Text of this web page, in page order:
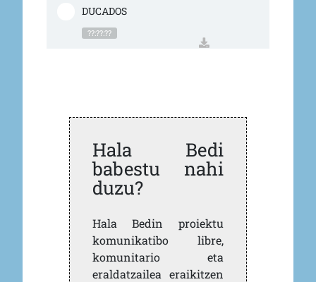
DUCADOS
??:??:??
Hala Bedi
babestu nahi
duzu?
Hala Bedin proiektu
komunikatibo libre,
komunitario eta
eraldatzailea eraikitzen